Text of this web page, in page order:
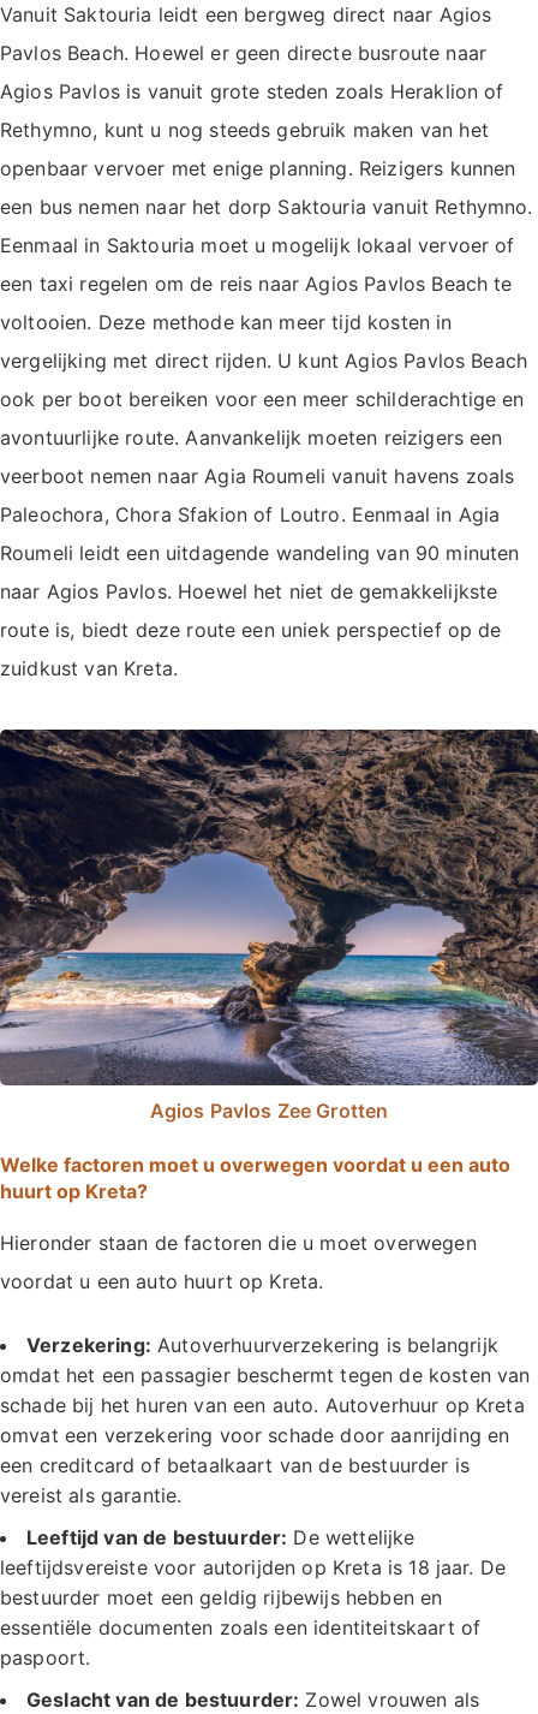
Vanuit Saktouria leidt een bergweg direct naar Agios
Pavlos Beach. Hoewel er geen directe busroute naar
Agios Pavlos is vanuit grote steden zoals Heraklion of
Rethymno, kunt u nog steeds gebruik maken van het
openbaar vervoer met enige planning. Reizigers kunnen
een bus nemen naar het dorp Saktouria vanuit Rethymno.
Eenmaal in Saktouria moet u mogelijk lokaal vervoer of
een taxi regelen om de reis naar Agios Pavlos Beach te
voltooien. Deze methode kan meer tijd kosten in
vergelijking met direct rijden. U kunt Agios Pavlos Beach
ook per boot bereiken voor een meer schilderachtige en
avontuurlijke route. Aanvankelijk moeten reizigers een
veerboot nemen naar Agia Roumeli vanuit havens zoals
Paleochora, Chora Sfakion of Loutro. Eenmaal in Agia
Roumeli leidt een uitdagende wandeling van 90 minuten
naar Agios Pavlos. Hoewel het niet de gemakkelijkste
route is, biedt deze route een uniek perspectief op de
zuidkust van Kreta.
Agios Pavlos Zee Grotten
Welke factoren moet u overwegen voordat u een auto
huurt op Kreta?
Hieronder staan de factoren die u moet overwegen
voordat u een auto huurt op Kreta.
Verzekering: Autoverhuurverzekering is belangrijk
omdat het een passagier beschermt tegen de kosten van
schade bij het huren van een auto. Autoverhuur op Kreta
omvat een verzekering voor schade door aanrijding en
een creditcard of betaalkaart van de bestuurder is
vereist als garantie.
Leeftijd van de bestuurder: De wettelijke
leeftijdsvereiste voor autorijden op Kreta is 18 jaar. De
bestuurder moet een geldig rijbewijs hebben en
essentiële documenten zoals een identiteitskaart of
paspoort.
Geslacht van de bestuurder: Zowel vrouwen als